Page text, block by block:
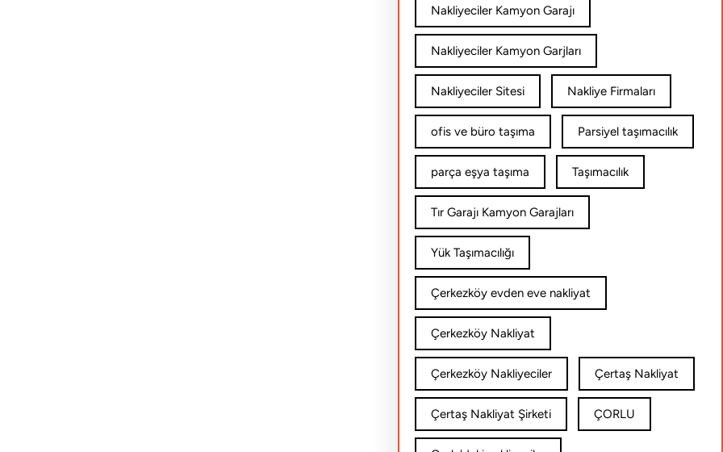
Nakliyeciler Kamyon Garajı
Nakliyeciler Kamyon Garjları
Nakliyeciler Sitesi Nakliye Firmaları
ofis ve büro taşıma Parsiyel taşımacılık
parça eşya taşıma Taşımacılık
Tır Garajı Kamyon Garajları
Yük Taşımacılığı
Çerkezköy evden eve nakliyat
Çerkezköy Nakliyat
Çerkezköy Nakliyeciler Çertaş Nakliyat
Çertaş Nakliyat Şirketi ÇORLU